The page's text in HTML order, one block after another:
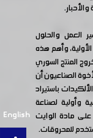
English
العمل والحلول
وأهم هذه
المنتج السوري
الصناعيون أن
باستيراد
وأولية لصناعة
مادة الوايت
للمحروقات.